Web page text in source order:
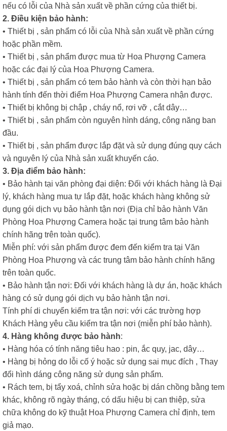
nếu có lỗi của Nhà sản xuất về phần cứng của thiết bị.
2. Điều kiện bảo hành:
• Thiết bị , sản phẩm có lỗi của Nhà sản xuất về phần cứng
hoặc phần mềm.
• Thiết bị , sản phẩm được mua từ Hoa Phượng Camera
hoặc các đại lý của Hoa Phượng Camera.
• Thiết bị , sản phẩm có tem bảo hành và còn thời hạn bảo
hành tính đến thời điểm Hoa Phượng Camera nhận được.
• Thiết bị không bị chập , cháy nổ, rơi vỡ , cắt dây…
• Thiết bị , sản phẩm còn nguyên hình dáng, công năng ban
đầu.
• Thiết bị , sản phẩm được lắp đặt và sử dụng đúng quy cách
và nguyên lý của Nhà sản xuất khuyến cáo.
3. Địa điểm bảo hành:
• Bảo hành tại văn phòng đại diện: Đối với khách hàng là Đại
lý, khách hàng mua tự lắp đặt, hoặc khách hàng không sử
dụng gói dịch vụ bảo hành tận nơi (Địa chỉ bảo hành Văn
Phòng Hoa Phượng Camera hoặc tại trung tâm bảo hành
chính hãng trên toàn quốc).
Miễn phí: với sản phẩm được đem đến kiểm tra tại Văn
Phòng Hoa Phượng và các trung tâm bảo hành chính hãng
trên toàn quốc.
• Bảo hành tận nơi: Đối với khách hàng là dự án, hoặc khách
hàng có sử dụng gói dịch vụ bảo hành tận nơi.
Tính phí di chuyển kiểm tra tận nơi: với các trường hợp
Khách Hàng yêu cầu kiểm tra tận nơi (miễn phí bảo hành).
4. Hàng không được bảo hành:
• Hàng hóa có tính năng tiêu hao : pin, ắc quy, jac, dây…
• Hàng bị hỏng do lỗi cố ý hoặc sử dụng sai mục đích , Thay
đổi hình dáng công năng sử dụng sản phẩm.
• Rách tem, bị tẩy xoá, chỉnh sửa hoặc bị dán chồng bằng tem
khác, không rõ ngày tháng, có dấu hiệu bị can thiệp, sửa
chữa không do kỹ thuật Hoa Phượng Camera chỉ định, tem
giả mạo.